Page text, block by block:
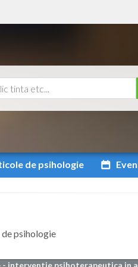
de psihologie
psihologie
- interventie psihoterapeutica in